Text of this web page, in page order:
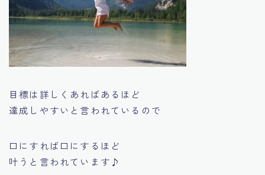
目標は詳しくあればあるほど
達成しやすいと言われているので
口にすれば口にするほど
叶うと言われています♪